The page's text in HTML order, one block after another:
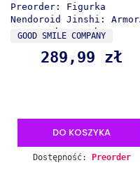
Preorder: Figurka
Nendoroid Jinshi: Armor
Ver. - The Apothecary
PRODUCENT
GOOD SMILE COMPANY
Cena
289,99 zł
DO KOSZYKA
Dostępność: Preorder